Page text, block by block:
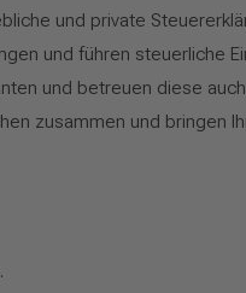
und private
und führen steuerliche
und betreuen diese
zusammen und bringen